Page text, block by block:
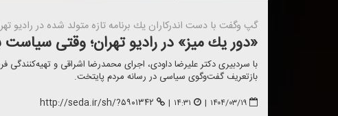
گپ وگفت با دست اندركاران یك برنامه تازه متولد شده در رادیو
«دور یك میز» در رادیو تهران؛ وقتی
با سردبیری دكتر علیرضا داودی، اجرای محمدرضا اشراقی و تهیه‌كنندگی
بازتعریف گفت‌وگوی سیاسی در رسانه مردم پایتخت.
۱۴۰۴/۰۳/۱۹ | ۱۴:۳۱ | http://seda.ir/sh/?۵۹۰۱۳۴۲